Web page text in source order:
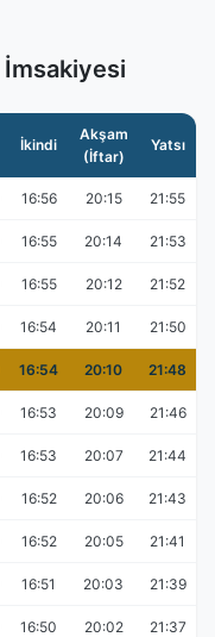
İmsakiyesi
İkindi
Akşam
(İftar)
Yatsı
16:56 20:15 21:55
16:55 20:14 21:53
16:55 20:12 21:52
16:54 20:11 21:50
16:54 20:10 21:48
16:53 20:09 21:46
16:53 20:07 21:44
16:52 20:06 21:43
16:52 20:05 21:41
16:51 20:03 21:39
16:50 20:02 21:37